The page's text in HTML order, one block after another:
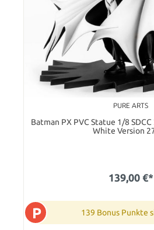
PURE ARTS
Batman PX PVC Statue 1/8
White Version
139,00 €*
P 139 Bonus Punkte